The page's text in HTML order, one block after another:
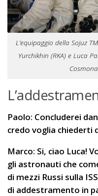
L’equipaggio della Sojuz
Yurchikhin (RKA) e Luca
Paolo: Concluderei
credo voglia chiederti
Marco: Si, ciao Luca!
gli astronauti che
di mezzi Russi sulla
di addestramento in